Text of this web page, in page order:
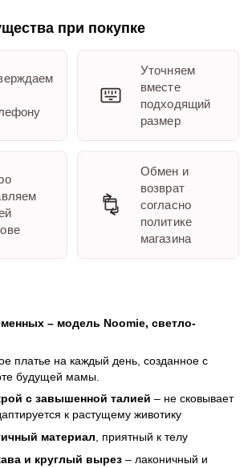
при покупке
Уточняем
вместе
подходящий
размер
Обмен и
возврат
согласно
политике
магазина
– модель Noomie, светло-
платье на каждый день, созданное с
будущей мамы.
с завышенной талией – не сковывает
к растущему животику
материал , приятный к телу
и круглый вырез – лаконичный и